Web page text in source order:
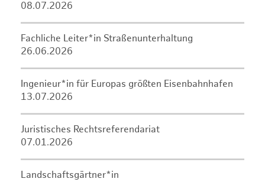
08.07.2026
Fachliche Leiter*in Straßenunterhaltung
26.06.2026
Ingenieur*in für Europas größten Eisenbahnhafen
13.07.2026
Juristisches Rechtsreferendariat
07.01.2026
Landschaftsgärtner*in